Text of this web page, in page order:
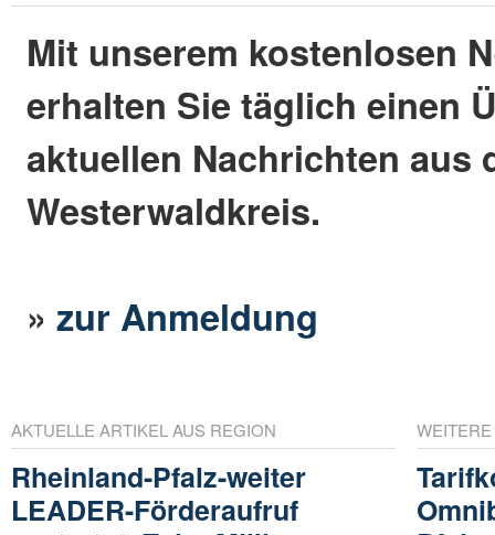
Mit unserem kostenlosen
erhalten Sie täglich einen
aktuellen Nachrichten aus
Westerwaldkreis.
»zur Anmeldung
AKTUELLE ARTIKEL AUS REGION
Rheinland-Pfalz-weiter
LEADER-Förderaufruf